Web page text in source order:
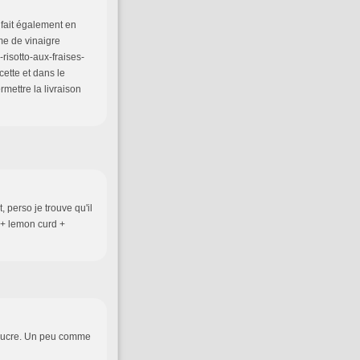
également en
de vinaigre
aux-fraises-
et dans le
la livraison
perso je trouve qu'il
lemon curd +
Un peu comme